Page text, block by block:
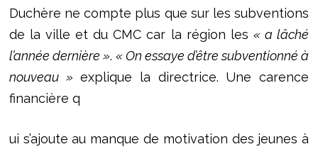
Duchère ne compte plus que sur les subventions
de la ville et du CMC car la région les « a lâché
l’année dernière ». « On essaye d’être subventionné à
nouveau » explique la directrice. Une carence
financière q
ui s’ajoute au manque de motivation des jeunes à